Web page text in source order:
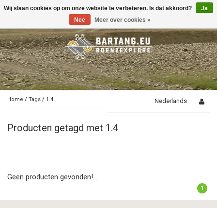
Toggle
Home / Tags / 1.4 Nederlands
Producten getagd met 1.4
Geen producten gevonden!...
1
Wij slaan cookies op om onze website te verbeteren. Is dat akkoord?
Ja
Nee
Meer over cookies »